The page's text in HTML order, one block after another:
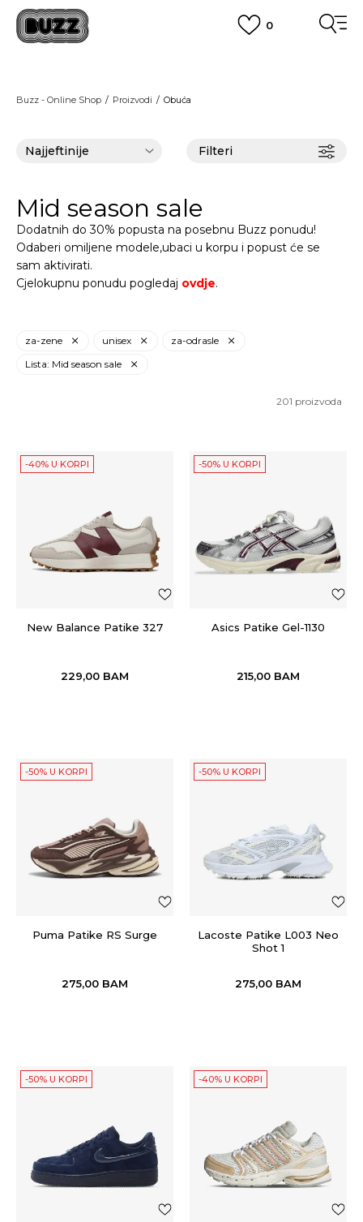
0
PLAĆANJE NA RATE
do 6 mjesečnih rata bez kamate
CLICK & COLLECT
Plati karticom online i preuzmi u BUZZ shopu po tvom izboru
Buzz - Online Shop Proizvodi Obuća
Filteri
Mid season sale
Dodatnih do 30% popusta na posebnu Buzz ponudu!
Odaberi omiljene modele,ubaci u korpu i popust će se
sam aktivirati.
Cjelokupnu ponudu pogledaj ovdje.
za-zene unisex
za-odrasle
Lista: Mid season sale
201 proizvoda
-40% U KORPI
New Balance Patike 327
229,00 BAM
-50% U KORPI
Asics Patike Gel-1130
215,00 BAM
-50% U KORPI
Puma Patike RS Surge
275,00 BAM
-50% U KORPI
Lacoste Patike L003 Neo
Shot 1
275,00 BAM
-50% U KORPI -40% U KORPI